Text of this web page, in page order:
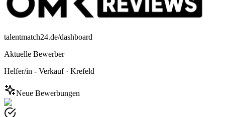
talentmatch24.de/dashboard
Aktuelle Bewerber
Helfer/in - Verkauf· Krefeld
Neue Bewerbungen